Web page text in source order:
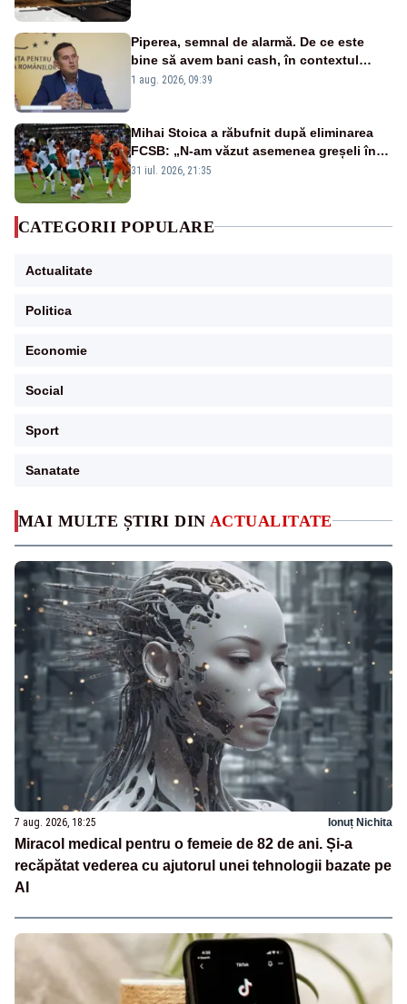
MAI MULTE ȘTIRI DIN ACTUALITATE
7 aug. 2026, 18:25 Ionuț Nichita
Miracol medical pentru o femeie de 82 de ani. Și-a
recăpătat vederea cu ajutorul unei tehnologii bazate pe
AI
Piperea, semnal de alarmă. De ce este
bine să avem bani cash, în contextul
alertei energetice?
1 aug. 2026, 09:39
Mihai Stoica a răbufnit după eliminarea
FCSB: „N-am văzut asemenea greșeli în
190 de meciuri europene”
31 iul. 2026, 21:35
CATEGORII POPULARE
Actualitate
Politica
Economie
Social
Sport
Sanatate